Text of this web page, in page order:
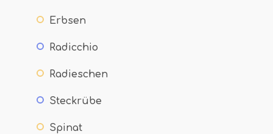
Erbsen
Radicchio
Radieschen
Steckrübe
Spinat